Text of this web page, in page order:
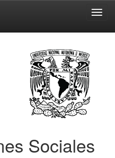
Sociales